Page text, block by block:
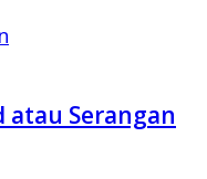
atau Serangan